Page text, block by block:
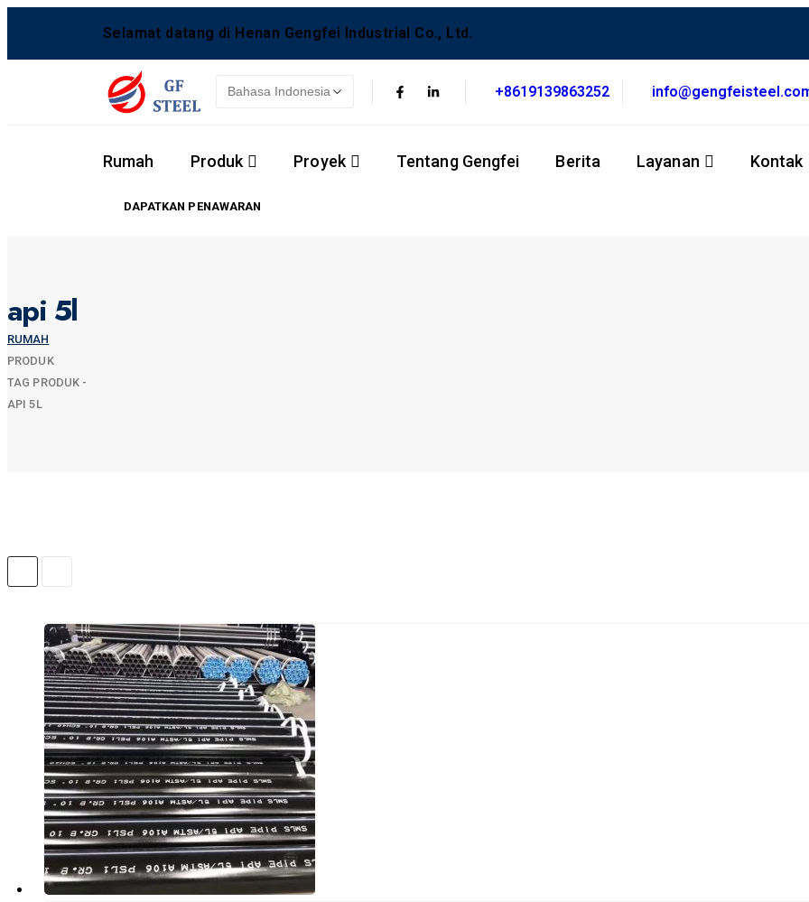
Selamat datang di Henan Gengfei Industrial Co., Ltd.
+8619139863252
Rumah Produk Proyek Tentang Gengfei Berita Layanan Kontak
DAPATKAN PENAWARAN
api 5l
RUMAH
PRODUK
TAG PRODUK -
API 5L